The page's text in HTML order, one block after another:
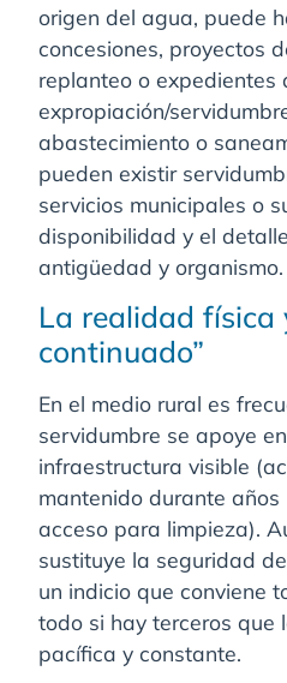
origen del agua, puede
concesiones, proyectos
replanteo o expedientes
expropiación/
abastecimiento o
pueden existir
servicios municipales o
disponibilidad y el
antigüedad y organismo.
La realidad física
continuado”
En el medio rural es
servidumbre se apoye
infraestructura visible
mantenido durante
acceso para limpieza).
sustituye la seguridad
un indicio que conviene
todo si hay terceros que
pacífica y constante.